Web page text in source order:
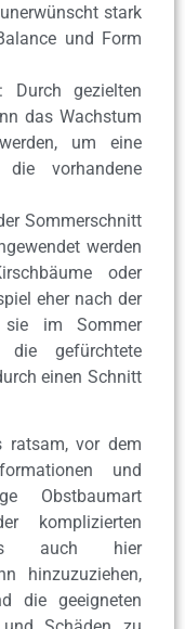
stark
und Form
Durch gezielten
das Wachstum
um eine
vorhandene
Sommerschnitt
werden
oder
eher nach der
sie im Sommer
gefürchtete
einen Schnitt
ratsam, vor dem
und
Obstbaumart
komplizierten
auch hier
hinzuzuziehen,
die geeigneten